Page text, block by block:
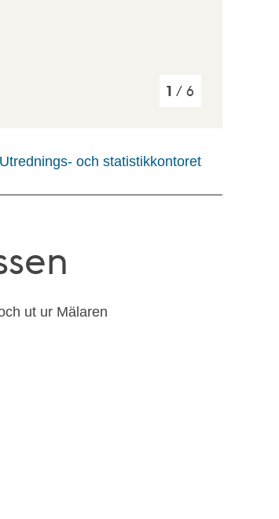
1 / 6
Utrednings- och statistikkontoret
ut ur Mälaren